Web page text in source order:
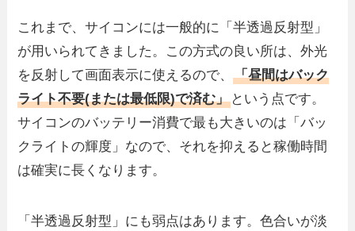
これまで、サイコンには一般的に「半透過反射型」
が用いられてきました。この方式の良い所は、外光
を反射して画面表示に使えるので、「昼間はバック
ライト不要(または最低限)で済む」 という点です。
サイコンのバッテリー消費で最も大きいのは「バッ
クライトの輝度」なので、それを抑えると稼働時間
は確実に長くなります。
「半透過反射型」にも弱点はあります。色合いが淡